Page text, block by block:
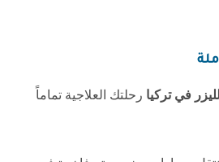
في تركيا رحلتك العلاجية تماماً